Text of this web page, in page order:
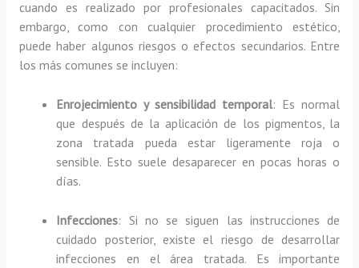
cuando es realizado por profesionales capacitados. Sin
embargo, como con cualquier procedimiento estético,
puede haber algunos riesgos o efectos secundarios. Entre
los más comunes se incluyen:
Enrojecimiento y sensibilidad temporal: Es normal
que después de la aplicación de los pigmentos, la
zona tratada pueda estar ligeramente roja o
sensible. Esto suele desaparecer en pocas horas o
días.
Infecciones: Si no se siguen las instrucciones de
cuidado posterior, existe el riesgo de desarrollar
infecciones en el área tratada. Es importante